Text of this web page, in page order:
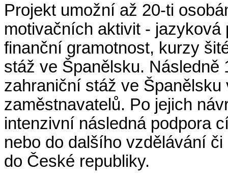
Projekt umožní až 20-ti
motivačních aktivit -
finanční gramotnost, kurzy
stáž ve Španělsku.
zahraniční stáž ve
zaměstnavatelů. Po jejich
intenzivní následná podpora
nebo do dalšího vzdělávání
do České republiky.